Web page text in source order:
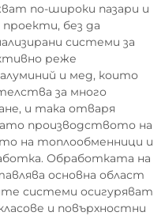
по-широки пазари и
без да
системи за
реже
и мед, които
за много
и така отваря
производството на
на топлообменници и
Обработката на
основна област
системи осигуряват
и повърхностни